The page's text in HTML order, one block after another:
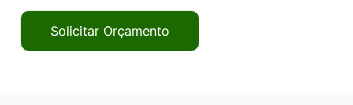
Solicitar Orçamento